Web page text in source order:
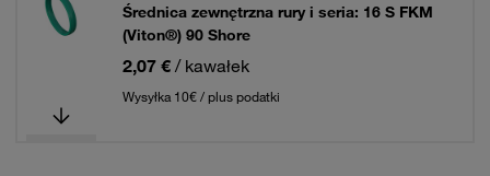
Średnica zewnętrzna rury i seria: 16 S FKM
(Viton®) 90 Shore
2,07 € / kawałek
Wysyłka 10€ / plus podatki